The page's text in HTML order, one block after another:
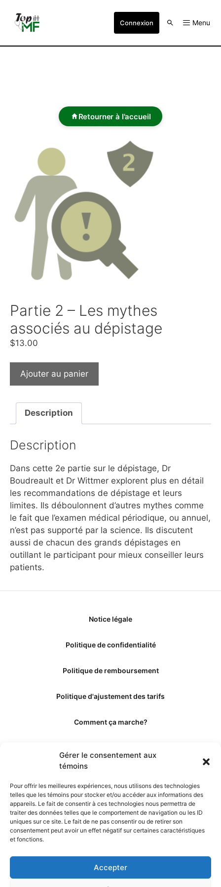
Gérer le consentement aux
témoins
Pour offrir les meilleures expériences, nous utilisons des technologies
telles que les témoins pour stocker et/ou accéder aux informations des
appareils. Le fait de consentir à ces technologies nous permettra de
traiter des données telles que le comportement de navigation ou les ID
uniques sur ce site. Le fait de ne pas consentir ou de retirer son
consentement peut avoir un effet négatif sur certaines caractéristiques
et fonctions.
Accepter
Connexion Menu
Retourner à l'accueil
Partie 2 – Les mythes
associés au dépistage
$13.00
Ajouter au panier
Description
Description
Dans cette 2e partie sur le dépistage, Dr
Boudreault et Dr Wittmer explorent plus en détail
les recommandations de dépistage et leurs
limites. Ils déboulonnent d’autres mythes comme
le fait que l’examen médical périodique, ou annuel,
n’est pas supporté par la science. Ils discutent
aussi de chacun des grands dépistages en
outillant le participant pour mieux conseiller leurs
patients.
Notice légale
Politique de confidentialité
Politique de remboursement
Politique d'ajustement des tarifs
Comment ça marche?
Les éditeurs
Les experts et collaborateurs